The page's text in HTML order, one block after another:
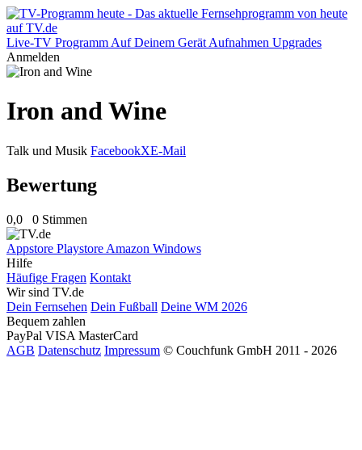
Live-TV Programm Auf Deinem Gerät Aufnahmen Upgrades
Anmelden
Iron and Wine
Talk und Musik FacebookXE-Mail
Bewertung
0,0 0 Stimmen
Appstore Playstore Amazon Windows
Hilfe
Häufige Fragen Kontakt
Wir sind TV.de
Dein Fernsehen Dein Fußball Deine WM 2026
Bequem zahlen
PayPal VISA MasterCard
AGB Datenschutz Impressum © Couchfunk GmbH 2011 - 2026